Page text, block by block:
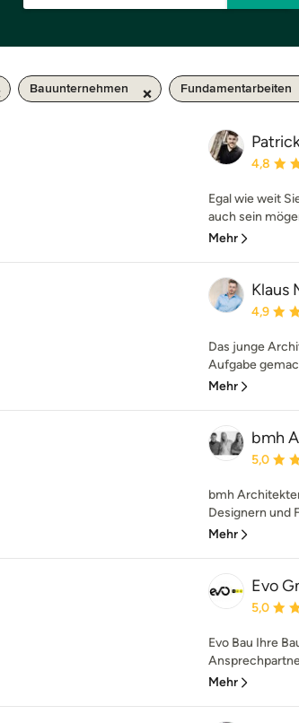
Bauunternehmen Fundamentarbeiten
4,8
Egal wie weit
auch sein
Mehr
Klaus
4,9
Das junge
Aufgabe
Mehr
bmh
5,0
bmh
Designern und
Mehr
Evo
5,0
Evo Bau Ihre
Mehr